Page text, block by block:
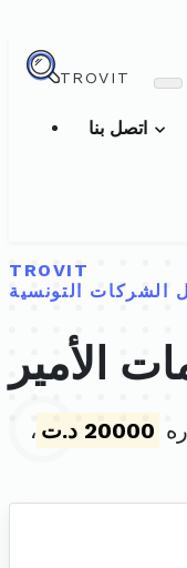
TROVIT
TROVIT
الشركات التونسية
الأمير
20000 د.ت
،